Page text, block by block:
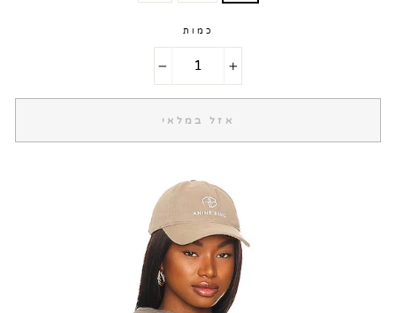
כמות
+
אזל במלאי